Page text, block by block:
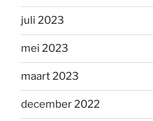
juli 2023
mei 2023
maart 2023
december 2022